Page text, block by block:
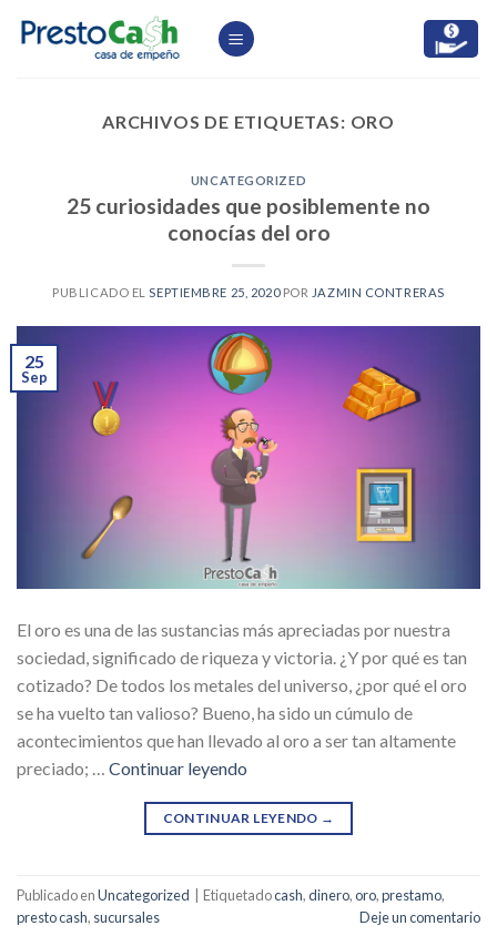
ARCHIVOS DE ETIQUETAS: ORO
UNCATEGORIZED
25 curiosidades que posiblemente no
conocías del oro
PUBLICADO EL SEPTIEMBRE 25, 2020POR JAZMIN CONTRERAS
25
Sep
El oro es una de las sustancias más apreciadas por nuestra
sociedad, significado de riqueza y victoria. ¿Y por qué es tan
cotizado? De todos los metales del universo, ¿por qué el oro
se ha vuelto tan valioso? Bueno, ha sido un cúmulo de
acontecimientos que han llevado al oro a ser tan altamente
preciado; … Continuar leyendo
CONTINUAR LEYENDO →
Publicado enUncategorized Etiquetadocash,dinero,oro,prestamo,
presto cash, sucursales Deje un comentario